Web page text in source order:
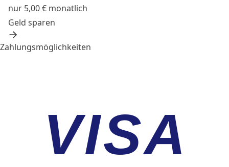
nur 5,00 € monatlich
Geld sparen
Zahlungsmöglichkeiten
VISA